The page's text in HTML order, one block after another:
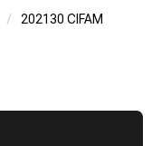
202130 CIFAM